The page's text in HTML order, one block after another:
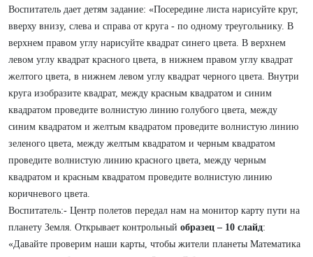
Воспитатель дает детям задание: «Посередине листа нарисуйте круг,
вверху внизу, слева и справа от круга - по одному треугольнику. В
верхнем правом углу нарисуйте квадрат синего цвета. В верхнем
левом углу квадрат красного цвета, в нижнем правом углу квадрат
желтого цвета, в нижнем левом углу квадрат черного цвета. Внутри
круга изобразите квадрат, между красным квадратом и синим
квадратом проведите волнистую линию голубого цвета, между
синим квадратом и желтым квадратом проведите волнистую линию
зеленого цвета, между желтым квадратом и черным квадратом
проведите волнистую линию красного цвета, между черным
квадратом и красным квадратом проведите волнистую линию
коричневого цвета.
Воспитатель:- Центр полетов передал нам на монитор карту пути на
планету Земля. Открывает контрольный образец – 10 слайд:
«Давайте проверим наши карты, чтобы жители планеты Математика